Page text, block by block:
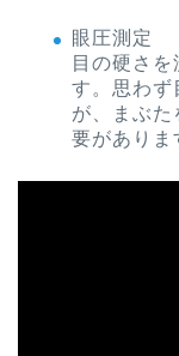
眼圧測定
目の硬さ
す。思わず
が、まぶ
要がありま